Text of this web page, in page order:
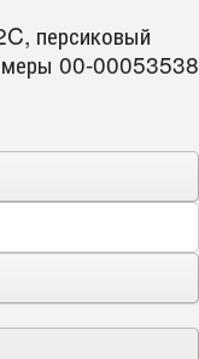
персиковый
00-00053538